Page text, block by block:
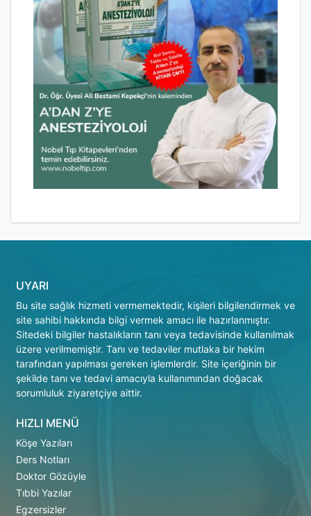
UYARI
Bu site sağlık hizmeti vermemektedir, kişileri bilgilendirmek ve
site sahibi hakkında bilgi vermek amacı ile hazırlanmıştır.
Sitedeki bilgiler hastalıkların tanı veya tedavisinde kullanılmak
üzere verilmemiştir. Tanı ve tedaviler mutlaka bir hekim
tarafından yapılması gereken işlemlerdir. Site içeriğinin bir
şekilde tanı ve tedavi amacıyla kullanımından doğacak
sorumluluk ziyaretçiye aittir.
HIZLI MENÜ
Köşe Yazıları
Ders Notları
Doktor Gözüyle
Tıbbi Yazılar
Egzersizler